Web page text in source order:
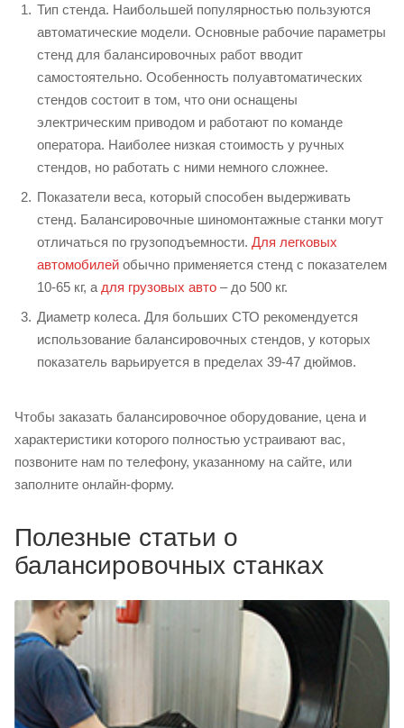
Тип стенда. Наибольшей популярностью пользуются
автоматические модели. Основные рабочие параметры
стенд для балансировочных работ вводит
самостоятельно. Особенность полуавтоматических
стендов состоит в том, что они оснащены
электрическим приводом и работают по команде
оператора. Наиболее низкая стоимость у ручных
стендов, но работать с ними немного сложнее.
Показатели веса, который способен выдерживать
стенд. Балансировочные шиномонтажные станки могут
отличаться по грузоподъемности. Для легковых
автомобилей обычно применяется стенд с показателем
10-65 кг, а для грузовых авто – до 500 кг.
Диаметр колеса. Для больших СТО рекомендуется
использование балансировочных стендов, у которых
показатель варьируется в пределах 39-47 дюймов.
Чтобы заказать балансировочное оборудование, цена и
характеристики которого полностью устраивают вас,
позвоните нам по телефону, указанному на сайте, или
заполните онлайн-форму.
Полезные статьи о
балансировочных станках